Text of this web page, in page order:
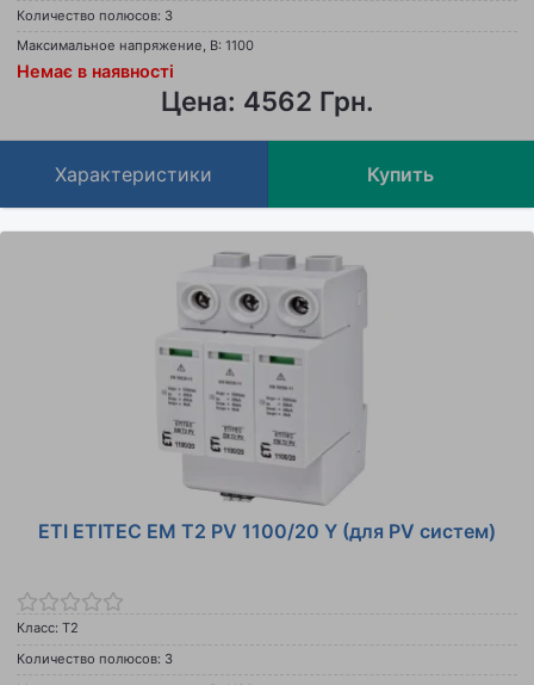
Количество полюсов: 3
Максимальное напряжение, В: 1100
Цена: 4562 Грн.
Немає в наявності
Характеристики Купить
ETI ETITEC EM T2 PV 1100/20 Y (для PV систем)
Класс: Т2
Количество полюсов: 3